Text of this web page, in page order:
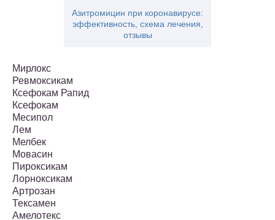
Азитромицин при коронавирусе:
эффективность, схема лечения,
отзывы
Мирлокс
Ревмоксикам
Ксефокам Рапид
Ксефокам
Месипол
Лем
Мелбек
Мовасин
Пироксикам
Лорноксикам
Артрозан
Тексамен
Амелотекс